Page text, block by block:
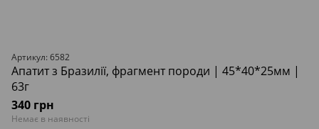
Артикул: 6582
Апатит з Бразилії, фрагмент породи | 45*40*25мм |
63г
340 грн
Немає в наявності